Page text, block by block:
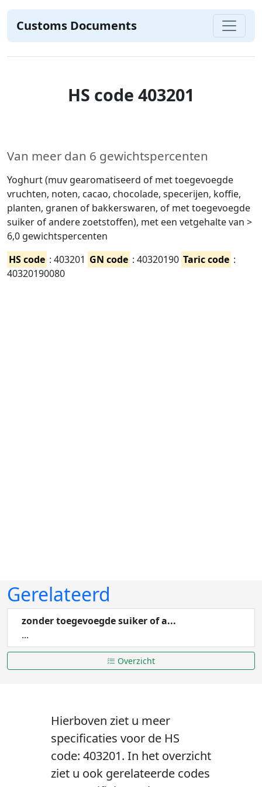
Customs Documents
HS code 403201
Van meer dan 6 gewichtspercenten
Yoghurt (muv gearomatiseerd of met toegevoegde
vruchten, noten, cacao, chocolade, specerijen, koffie,
planten, granen of bakkerswaren, of met toegevoegde
suiker of andere zoetstoffen), met een vetgehalte van >
6,0 gewichtspercenten
HS code : 403201 GN code : 40320190 Taric code :
40320190080
Gerelateerd
zonder toegevoegde suiker of a...
...
Overzicht
Hierboven ziet u meer
specificaties voor de HS
code: 403201. In het overzicht
ziet u ook gerelateerde codes